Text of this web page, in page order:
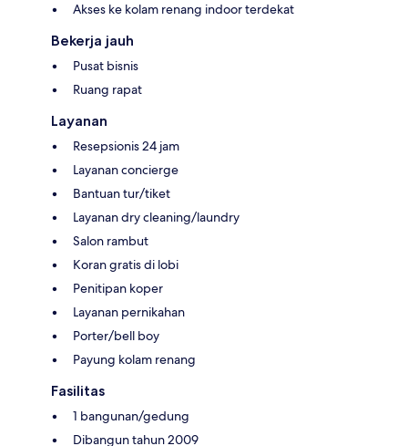
Akses ke kolam renang indoor terdekat
Bekerja jauh
Pusat bisnis
Ruang rapat
Layanan
Resepsionis 24 jam
Layanan concierge
Bantuan tur/tiket
Layanan dry cleaning/laundry
Salon rambut
Koran gratis di lobi
Penitipan koper
Layanan pernikahan
Porter/bell boy
Payung kolam renang
Fasilitas
1 bangunan/gedung
Dibangun tahun 2009